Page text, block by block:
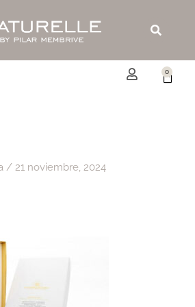
Buscar
0
/ 21 noviembre, 2024